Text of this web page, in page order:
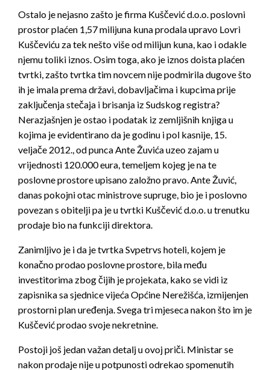
Ostalo je nejasno zašto je firma Kuščević d.o.o. poslovni
prostor plaćen 1,57 milijuna kuna prodala upravo Lovri
Kuščeviću za tek nešto više od milijun kuna, kao i odakle
njemu toliki iznos. Osim toga, ako je iznos doista plaćen
tvrtki, zašto tvrtka tim novcem nije podmirila dugove što
ih je imala prema državi, dobavljačima i kupcima prije
zaključenja stečaja i brisanja iz Sudskog registra?
Nerazjašnjen je ostao i podatak iz zemljišnih knjiga u
kojima je evidentirano da je godinu i pol kasnije, 15.
veljače 2012., od punca Ante Žuvića uzeo zajam u
vrijednosti 120.000 eura, temeljem kojeg je na te
poslovne prostore upisano založno pravo. Ante Žuvić,
danas pokojni otac ministrove supruge, bio je i poslovno
povezan s obitelji pa je u tvrtki Kuščević d.o.o. u trenutku
prodaje bio na funkciji direktora.
Zanimljivo je i da je tvrtka Svpetrvs hoteli, kojem je
konačno prodao poslovne prostore, bila među
investitorima zbog čijih je projekata, kako se vidi iz
zapisnika sa sjednice vijeća Općine Nerežišća, izmijenjen
prostorni plan uređenja. Svega tri mjeseca nakon što im je
Kuščević prodao svoje nekretnine.
Postoji još jedan važan detalj u ovoj priči. Ministar se
nakon prodaje nije u potpunosti odrekao spomenutih